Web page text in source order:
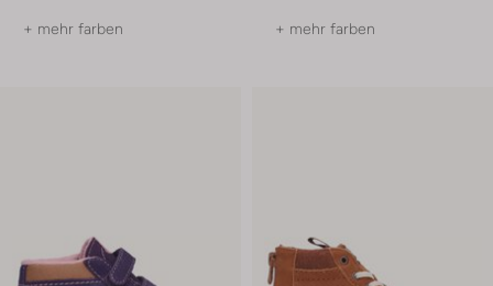
+ mehr farben + mehr farben